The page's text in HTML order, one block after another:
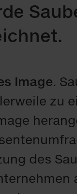
Image.
zu
des